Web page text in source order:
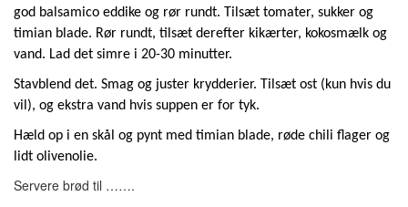
god balsamico eddike og rør rundt. Tilsæt tomater, sukker og
timian blade. Rør rundt, tilsæt derefter kikærter, kokosmælk og
vand. Lad det simre i 20-30 minutter.
Stavblend det. Smag og juster krydderier. Tilsæt ost (kun hvis du
vil), og ekstra vand hvis suppen er for tyk.
Hæld op i en skål og pynt med timian blade, røde chili flager og
lidt olivenolie.
Servere brød til …….